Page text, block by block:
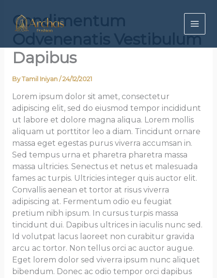
contentCondimentum
Odvenenatis Vestibulum
Dapibus
ByTamil Iniyan/24/12/2021
Lorem ipsum dolor sit amet, consectetur
adipiscing elit, sed do eiusmod tempor incididunt
ut labore et dolore magna aliqua. Lorem mollis
aliquam ut porttitor leo a diam. Tincidunt ornare
massa eget egestas purus viverra accumsan in.
Sed tempus urna et pharetra pharetra massa
massa ultricies. Senectus et netus et malesuada
fames ac turpis. Ultricies integer quis auctor elit.
Convallis aenean et tortor at risus viverra
adipiscing at. Fermentum odio eu feugiat
pretium nibh ipsum. In cursus turpis massa
tincidunt dui. Dapibus ultrices in iaculis nunc sed.
Id volutpat lacus laoreet non curabitur gravida
arcu ac tortor. Non tellus orci ac auctor augue.
Eget lorem dolor sed viverra ipsum nunc aliquet
bibendum. Donec ac odio tempor orci dapibus